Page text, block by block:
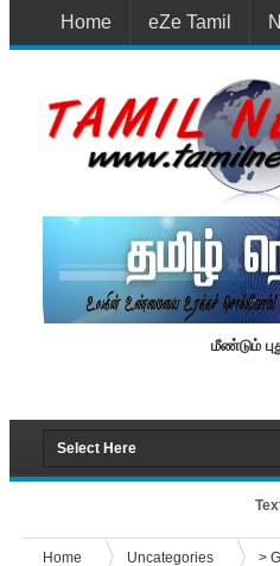
Home eZe Tamil
மீண்டும்
Home Uncategories
>